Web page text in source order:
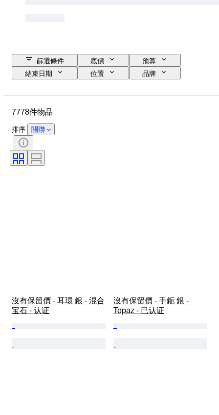
篩選條件 底價
预算
結束日期
位置
品牌
證明
切割
確切的顏色
鑽石類型
珍珠光澤
7778件物品
排序 關聯
沒有保留價 - 耳環 銀 - 混合
宝石 - 认证
沒有保留價 - 手鈪 銀 -
Topaz - 已认证